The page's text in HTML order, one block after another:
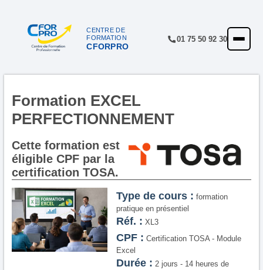
CENTRE DE
FORMATION
CFORPRO
01 75 50 92 30
ACCUEIL
NOTRE OFFRE
FINANCEMENT
INSCRIPTION
Formation EXCEL
PERFECTIONNEMENT
Cette formation est
éligible CPF par la
certification TOSA.
Type de cours : formation
pratique en présentiel
Réf. : XL3
CPF : Certification TOSA - Module
Excel
Durée : 2 jours - 14 heures de